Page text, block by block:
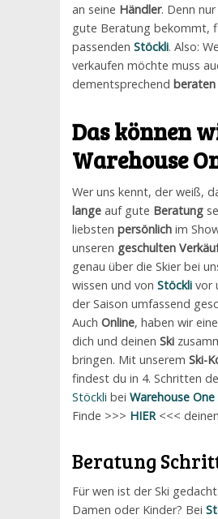
an seine Händler. Denn
gute Beratung bekommt,
passenden Stöckli. Also:
verkaufen möchte muss
dementsprechend beraten
Das können
Warehouse
Wer uns kennt, der weiß,
lange auf gute Beratung
liebsten persönlich im
unseren geschulten
genau über die Skier bei
wissen und von Stöckli vor
der Saison umfassend
Auch Online, haben wir
dich und deinen Ski
bringen. Mit unserem Ski-
findest du in 4. Schritten
Stöckli bei Warehouse One
Finde >>> HIER <<< deinen
Beratung
Für wen ist der Ski
Damen oder Kinder? Bei